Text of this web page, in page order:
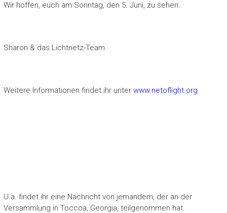
Wir hoffen, euch am Sonntag, den 5. Juni, zu sehen.
Sharon & das Lichtnetz-Team
Weitere Informationen findet ihr unter www.netoflight.org
U.a. findet ihr eine Nachricht von jemandem, der an der
Versammlung in Toccoa, Georgia, teilgenommen hat.